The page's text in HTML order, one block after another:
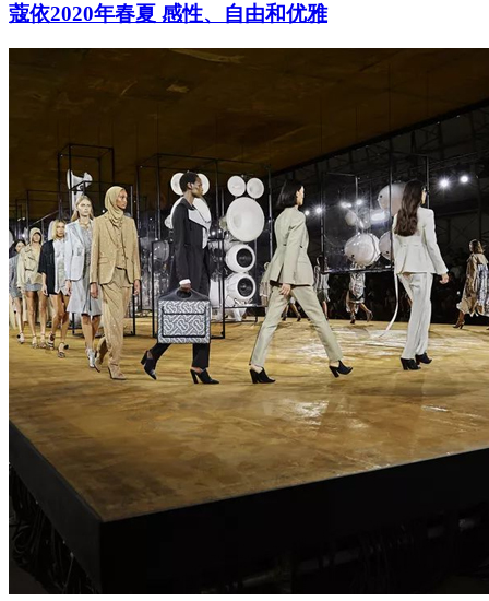
蔻依2020年春夏 感性、自由和优雅